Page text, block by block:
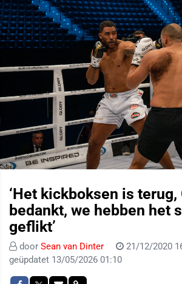
‘Het kickboksen is terug,
bedankt, we hebben het
geflikt’
door Sean van Dinter 21/12/2020
geüpdatet 13/05/2026 01:10